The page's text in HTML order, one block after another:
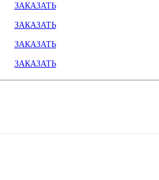
ЗАКАЗАТЬ
ЗАКАЗАТЬ
ЗАКАЗАТЬ
ЗАКАЗАТЬ